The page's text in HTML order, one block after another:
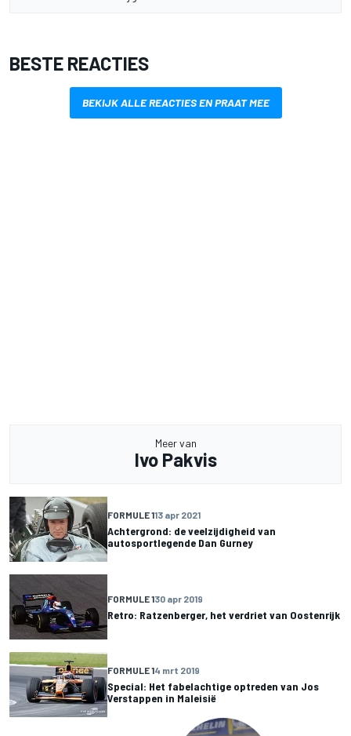
BESTE REACTIES
BEKIJK ALLE REACTIES EN PRAAT MEE
Meer van
Ivo Pakvis
FORMULE 113 apr 2021
Achtergrond: de veelzijdigheid van
autosportlegende Dan Gurney
FORMULE 130 apr 2019
Retro: Ratzenberger, het verdriet van Oostenrijk
FORMULE 14 mrt 2019
Special: Het fabelachtige optreden van Jos
Verstappen in Maleisië